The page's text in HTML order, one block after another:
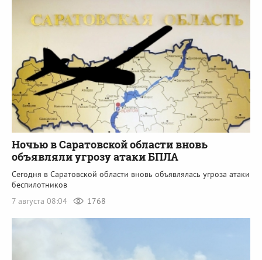
Ночью в Саратовской области вновь
объявляли угрозу атаки БПЛА
Сегодня в Саратовской области вновь объявлялась угроза атаки
беспилотников
7 августа 08:04
1768